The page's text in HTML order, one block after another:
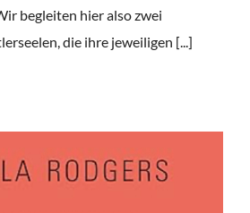
begleiten hier also zwei
die ihre jeweiligen [...]